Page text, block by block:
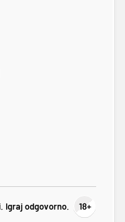
Igraj odgovorno.